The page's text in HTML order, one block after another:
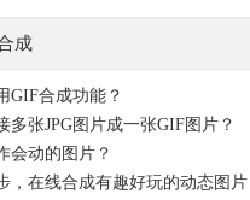
成
GIF合成功能？
多张JPG图片成一张GIF图片？
会动的图片？
，在线合成有趣好玩的动态图片